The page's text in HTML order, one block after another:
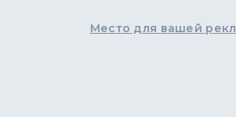
Место для вашей